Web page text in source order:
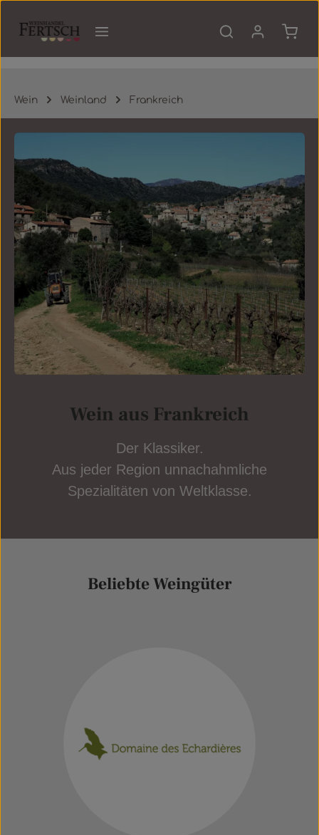
Wein Weinland Frankreich
Wein aus Frankreich
Der Klassiker.
Aus jeder Region unnachahmliche
Spezialitäten von Weltklasse.
Beliebte Weingüter